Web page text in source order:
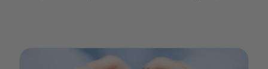
und E-Mobilität den Wert eines Stellplatzes oder einer
Garage verändern können.